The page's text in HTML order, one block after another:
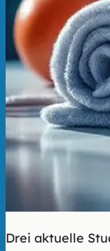
Drei aktuelle